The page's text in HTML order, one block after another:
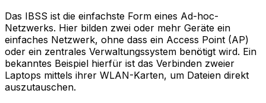
Das IBSS ist die einfachste Form eines Ad-hoc-
Netzwerks. Hier bilden zwei oder mehr Geräte ein
einfaches Netzwerk, ohne dass ein Access Point (AP)
oder ein zentrales Verwaltungssystem benötigt wird. Ein
bekanntes Beispiel hierfür ist das Verbinden zweier
Laptops mittels ihrer WLAN-Karten, um Dateien direkt
auszutauschen.